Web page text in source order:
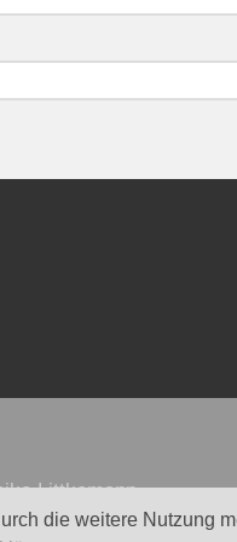
Littkemann
byAlx.
die weitere Nutzung